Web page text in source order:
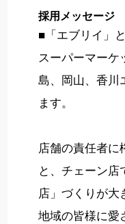
採用メッセージ
■「エブリイ」
スーパーマーケ
島、岡山、香川
ます。
店舗の責任者に
と、チェーン店
店」づくりが大
地域の皆様に愛